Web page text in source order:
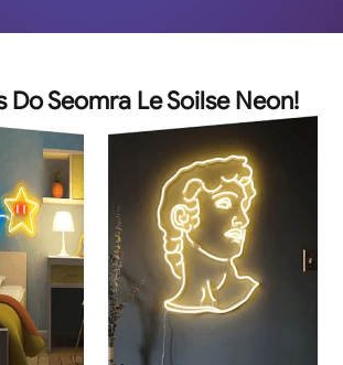
Do Seomra Le Soilse Neon!